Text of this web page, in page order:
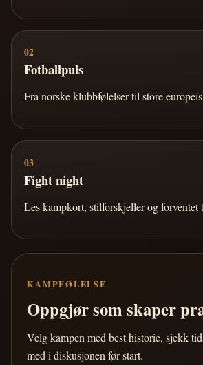
02
Fotballpuls
Fra norske klubbfølelser til store
03
Fight night
Les kampkort, stilforskjeller og forventet
KAMPFØLELSE
Oppgjør som skaper
Velg kampen med best historie, sjekk
med i diskusjonen før start.